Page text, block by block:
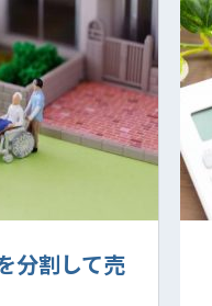
分割して売